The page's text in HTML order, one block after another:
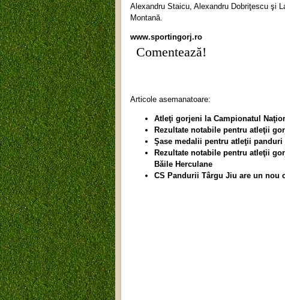
Alexandru Staicu, Alexandru Dobriţescu şi
Montană.
www.sportingorj.ro
Comentează!
Articole asemanatoare:
Atleţi gorjeni la Campionatul
Rezultate notabile pentru atleţii
Şase medalii pentru atleţii panduri
Rezultate notabile pentru atleţii
Băile Herculane
CS Pandurii Târgu Jiu are un nou